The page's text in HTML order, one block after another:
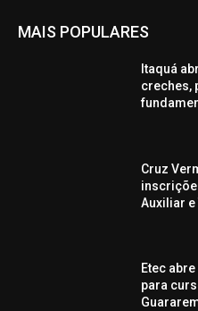
MAIS POPULARES
Itaquá
creches,
Cruz
Auxiliar
Etec
para